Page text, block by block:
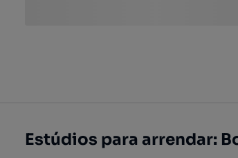
Estúdios para arrendar: